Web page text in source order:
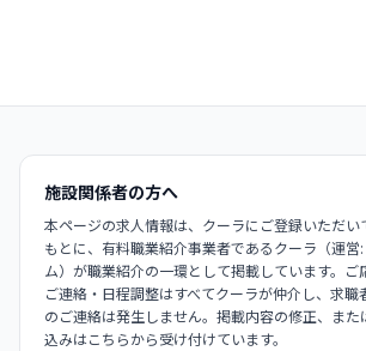
施設関係者の方へ
本ページの求人情報は、クーラにご登録いただい
もとに、有料職業紹介事業者であるクーラ（運営
ム）が職業紹介の一環として掲載しています。ご
ご連絡・日程調整はすべてクーラが仲介し、求職
のご連絡は発生しません。掲載内容の修正、また
込みはこちらから受け付けています。